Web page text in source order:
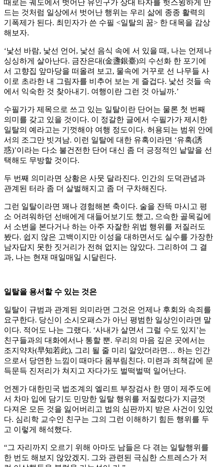
때로는 궤도에서 벗어난 유인구가 상대 타자를 헛스윙하게 만
드는 것처럼 일상에서 벗어난 행위는 우리 삶에 종종 활력의
기폭제가 된다. 최민자가 쓴 수필 <일탈의 꿈> 한 대목을 감상
해보자.
‘낯선 바람, 낯선 언어, 낯선 음식 속에 서 있을 때, 나는 언제나
싱싱하게 살아난다. 금잔은대(金盞銀臺)의 수선화 한 포기에
서 고향집 앞마당을 떠올려 보고, 물속에 거꾸로 선 나무들 사
이로 초라한 내 그림자를 비추어 보는 게 즐겁다. 낯선 것들 속
에서 익숙한 것 찾아내기. 여행이란 그런 것 아닐까.’
수필가가 제목으로 쓰고 있는 일탈이란 단어는 물론 첫 번째
의미를 갖고 있을 것이다. 이 정갈한 글에서 수필가가 제시한
일탈의 예라고는 기껏해야 여행 정도이다. 허용되는 범위 안에
서의 조그만 빗겨남. 이런 일탈에 대한 유혹이라면 ‘유혹(誘
惑)’이라는 다소 불건전한 단어 대신 좀 더 긍정적인 낱말을 선
택해도 무방할 것이다.
두 번째 의미라면 상황은 사뭇 달라진다. 인간의 도덕관념과
관계된 터라 좀 더 살벌해지고 좀 더 구차해진다.
그런 일탈이라면 꽤나 경험해본 축이다. 술을 잔뜩 마시고 평
소 어려워하던 선배에게 대들어보기도 했고, 으슥한 골목길에
서 소변을 본다거나 하는 아주 자잘한 위법 행위를 저질러도
봤다. 쉽지 않은 고백이지만 이성을 대하면서도 실수를 가장한
남자답지 못한 짓거리가 전혀 없지는 않았다. 그리하여 그 결
과, 나는 현재 매일매일 시달린다.
일탈을 용서할 수 있는 것은
일탈이 규범과 관계된 의미라면 그것은 언제나 후회와 속죄를
요구한다. 당신이 소시오패스가 아닌 평범한 일상인이라면 말
이다. 적어도 나는 그랬다. ‘사내가 살면서 그럴 수도 있지’는
친구들과의 대화에서나 통할 뿐. 우리의 마음 깊은 곳에서는
조지약차(早知若此), 그리 될 줄 미리 알았더라면… 하는 인간
으로서 당연한 느낌이 때마다 몸부림친다. 미련과 죄책감에 문
득문득 진저리가 쳐지고 자다가도 벌떡벌떡 일어난다.
언젠가 대한민국 법조계의 엘리트 부장검사 한 명이 제주도에
서 차마 입에 담기도 민망한 일탈 행위를 저질렀다가 지금껏
다져온 모든 것을 잃어버리고 법의 심판까지 받은 사건이 있었
다. 심리학 교수인 친구는 그의 그런 이해하기 힘든 행위를 두
고 이렇게 해석했다.
“그 자리까지 오르기 위해 아마도 남들은 다 겪는 일탈행위를
한 번도 해보지 않았겠지. 그와 관련된 극심한 스트레스가 저